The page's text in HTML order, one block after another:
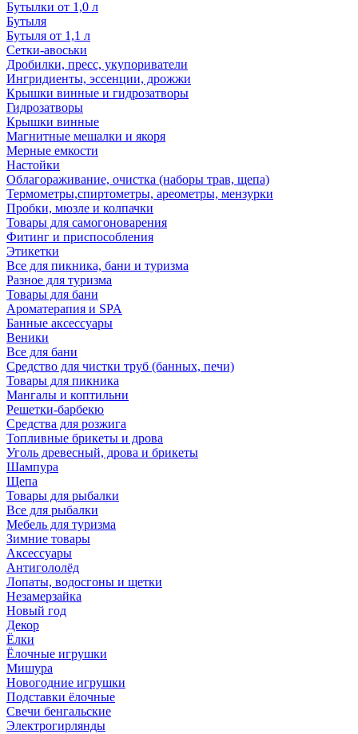
Бутылки от 1,0 л
Бутыля
Бутыля от 1,1 л
Сетки-авоськи
Дробилки, пресс, укупориватели
Ингридиенты, эссенции, дрожжи
Крышки винные и гидрозатворы
Гидрозатворы
Крышки винные
Магнитные мешалки и якоря
Мерные емкости
Настойки
Облагораживание, очистка (наборы трав, щепа)
Термометры,спиртометры, ареометры, мензурки
Пробки, мюзле и колпачки
Товары для самогоноварения
Фитинг и приспособления
Этикетки
Все для пикника, бани и туризма
Разное для туризма
Товары для бани
Ароматерапия и SPA
Банные аксессуары
Веники
Все для бани
Средство для чистки труб (банных, печи)
Товары для пикника
Мангалы и коптильни
Решетки-барбекю
Средства для розжига
Топливные брикеты и дрова
Уголь древесный, дрова и брикеты
Шампура
Щепа
Товары для рыбалки
Все для рыбалки
Мебель для туризма
Зимние товары
Аксессуары
Антигололёд
Лопаты, водосгоны и щетки
Незамерзайка
Новый год
Декор
Ёлки
Ёлочные игрушки
Мишура
Новогодние игрушки
Подставки ёлочные
Свечи бенгальские
Электрогирлянды